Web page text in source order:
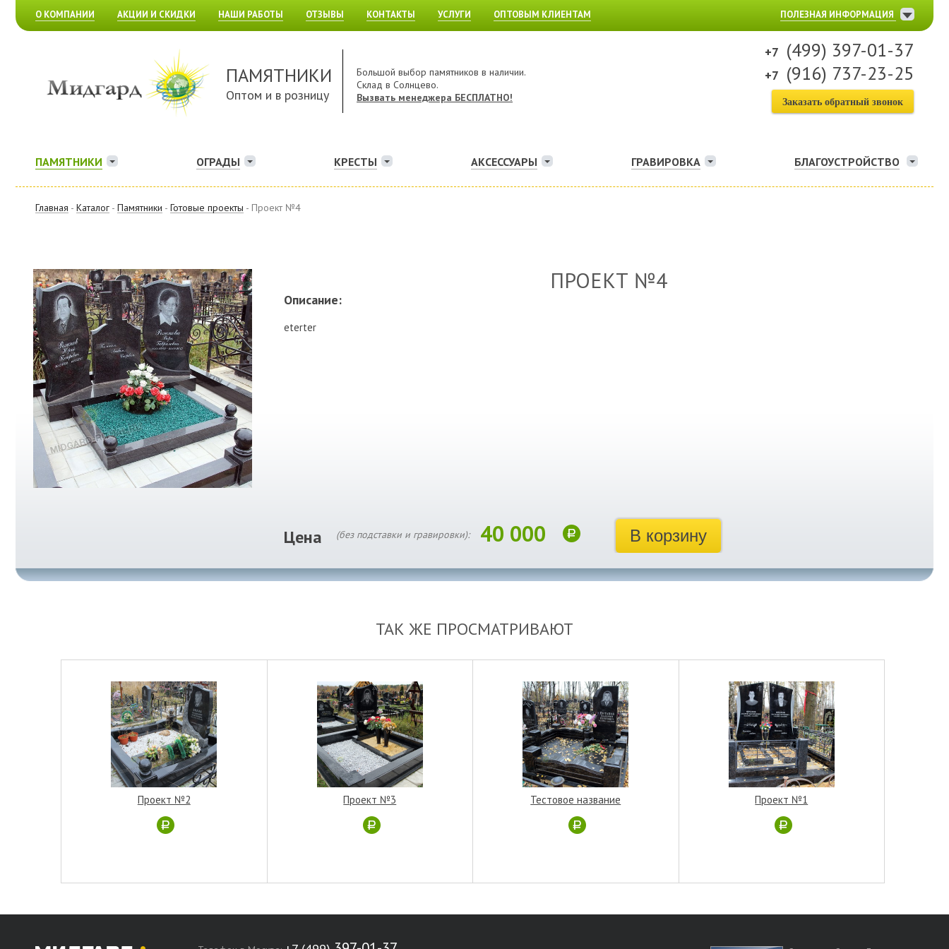
О КОМПАНИИ АКЦИИ И СКИДКИ НАШИ РАБОТЫ ОТЗЫВЫ КОНТАКТЫ УСЛУГИ ОПТОВЫМ КЛИЕНТАМ ПОЛЕЗНАЯ ИНФОРМАЦИЯ
ПАМЯТНИКИ
Оптом и в розницу
Большой выбор памятников в наличии.
Склад в Солнцево.
Вызвать менеджера БЕСПЛАТНО!
(499) 397-01-37
(916) 737-23-25
Заказать обратный звонок
ПАМЯТНИКИ ОГРАДЫ КРЕСТЫ АКСЕССУАРЫ ГРАВИРОВКА БЛАГОУСТРОЙСТВО
Главная - Каталог - Памятники - Готовые проекты - Проект №4
ПРОЕКТ №4
Описание:
eterter
Цена (без подставки и гравировки): 40 000 В корзину
ТАК ЖЕ ПРОСМАТРИВАЮТ
Проект №2 Проект №3 Тестовое название Проект №1